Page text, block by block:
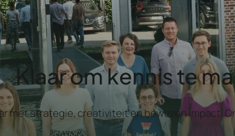
Klaar om kennis te
met strategie, creativiteit en bewezen impact.